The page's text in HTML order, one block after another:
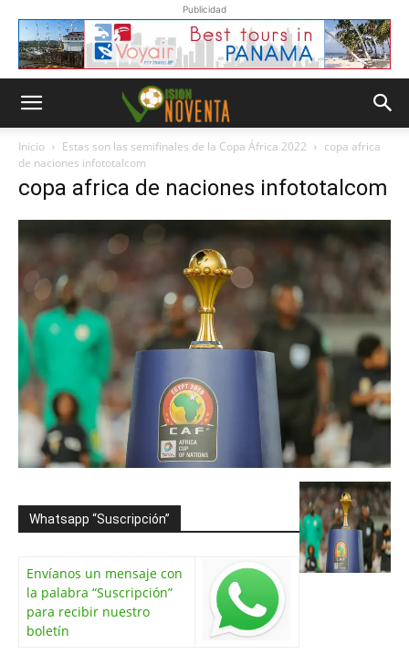
Publicidad
Inicio Estas son las semifinales de la Copa África 2022
copa africa
de naciones infototalcom
copa africa de naciones infototalcom
Whatsapp “Suscripción”
Envíanos un mensaje con
la palabra “Suscripción”
para recibir nuestro
boletín